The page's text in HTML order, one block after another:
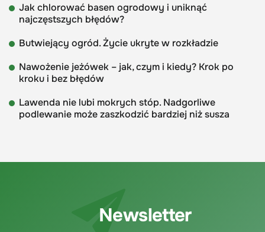
Jak chlorować basen ogrodowy i uniknąć
najczęstszych błędów?
Butwiejący ogród. Życie ukryte w rozkładzie
Nawożenie jeżówek – jak, czym i kiedy? Krok po
kroku i bez błędów
Lawenda nie lubi mokrych stóp. Nadgorliwe
podlewanie może zaszkodzić bardziej niż susza
Newsletter